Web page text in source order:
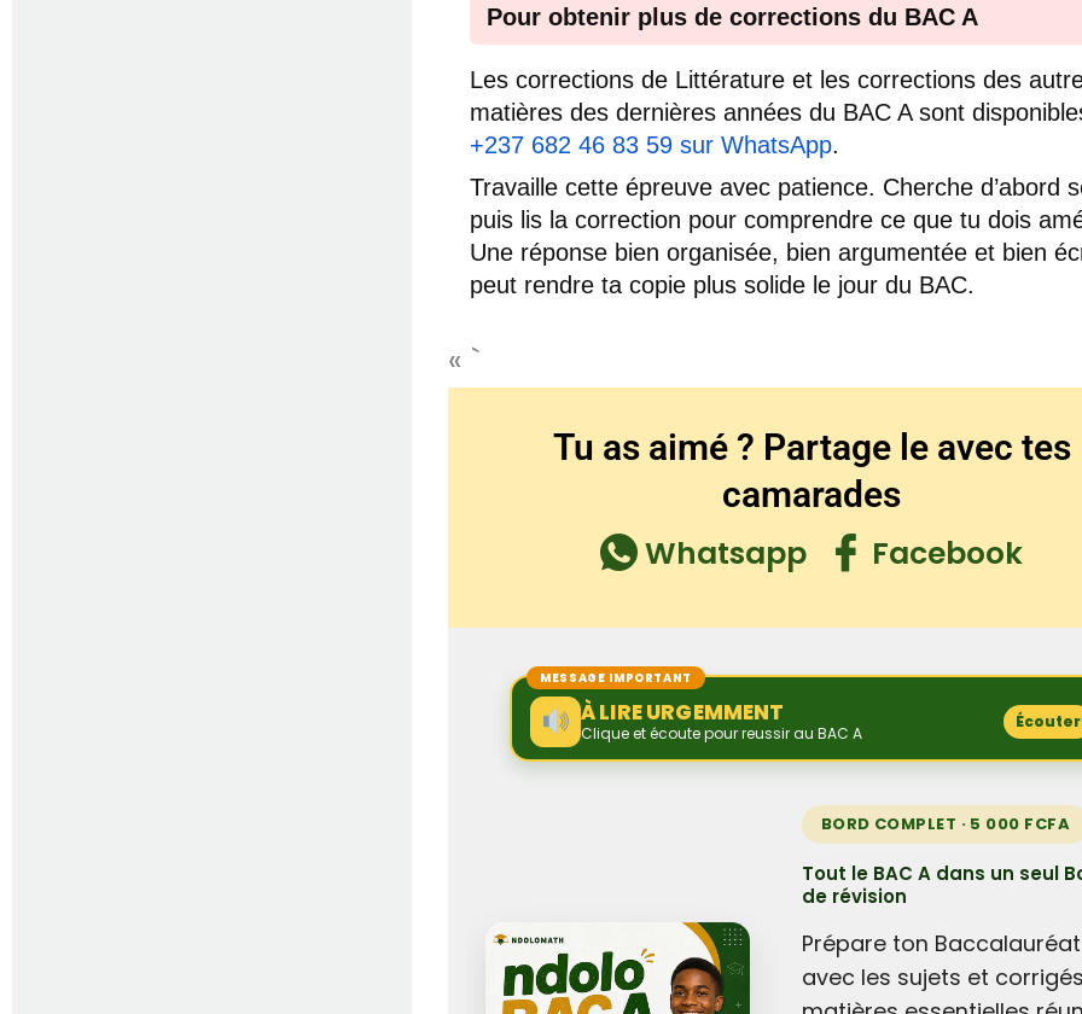
Pour obtenir plus de corrections du BAC A
Les corrections de Littérature et les corrections des
matières des dernières années du BAC A sont
+237 682 46 83 59 sur WhatsApp.
Travaille cette épreuve avec patience. Cherche d’abord
puis lis la correction pour comprendre ce que tu dois
Une réponse bien organisée, bien argumentée et bien
peut rendre ta copie plus solide le jour du BAC.
« `
Tu as aimé ? Partage le avec tes
camarades
Whatsapp
Facebook
MESSAGE IMPORTANT
À LIRE URGEMMENT
Clique et écoute pour reussir au BAC A
Écouter
BORD COMPLET · 5 000 FCFA
Tout le BAC A dans un seul
de révision
Prépare ton
avec les sujets et